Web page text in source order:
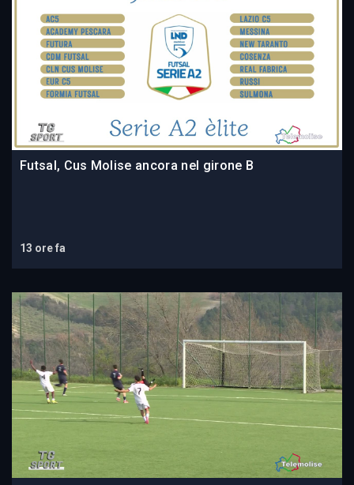
Futsal, Cus Molise ancora nel girone B
13 ore fa